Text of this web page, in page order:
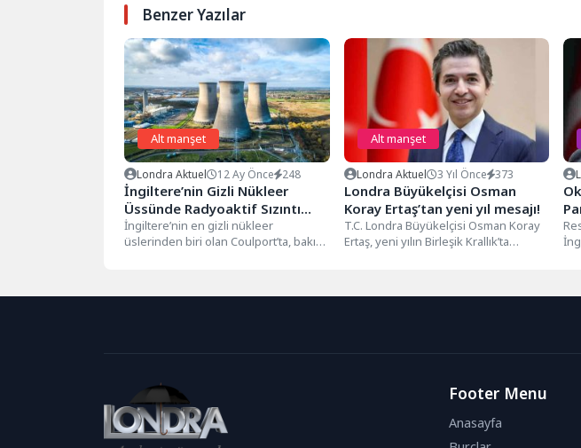
Benzer Yazılar
Alt manşet
Londra Aktuel 12 Ay Önce 248
İngiltere’nin Gizli Nükleer
Üssünde Radyoaktif Sızıntı
Skandalı
İngiltere’nin en gizli nükleer
üslerinden biri olan Coulport’ta, bakım
Alt manşet
Londra Aktuel 3 Yıl Önce 373
Londra Büyükelçisi Osman
Koray Ertaş’tan yeni yıl mesajı!
T.C. Londra Büyükelçisi Osman Koray
Ertaş, yeni yılın Birleşik Krallık’ta
Footer Menu
Anasayfa